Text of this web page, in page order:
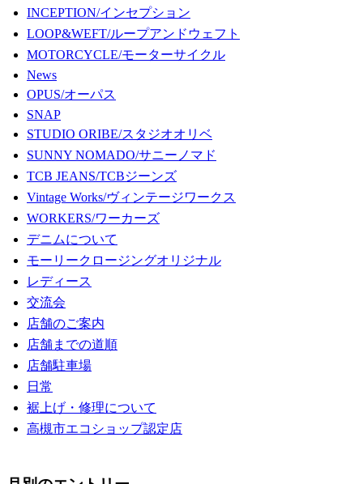
INCEPTION/インセプション
LOOP&WEFT/ループアンドウェフト
MOTORCYCLE/モーターサイクル
News
OPUS/オーパス
SNAP
STUDIO ORIBE/スタジオオリベ
SUNNY NOMADO/サニーノマド
TCB JEANS/TCBジーンズ
Vintage Works/ヴィンテージワークス
WORKERS/ワーカーズ
デニムについて
モーリークロージングオリジナル
レディース
交流会
店舗のご案内
店舗までの道順
店舗駐車場
日常
裾上げ・修理について
高槻市エコショップ認定店